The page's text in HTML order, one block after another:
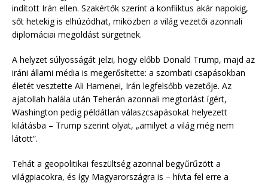
indított Irán ellen. Szakértők szerint a konfliktus akár napokig,
sőt hetekig is elhúzódhat, miközben a világ vezetői azonnali
diplomáciai megoldást sürgetnek.
A helyzet súlyosságát jelzi, hogy előbb Donald Trump, majd az
iráni állami média is megerősítette: a szombati csapásokban
életét vesztette Ali Hamenei, Irán legfelsőbb vezetője. Az
ajatollah halála után Teherán azonnali megtorlást ígért,
Washington pedig példátlan válaszcsapásokat helyezett
kilátásba – Trump szerint olyat, „amilyet a világ még nem
látott”.
Tehát a geopolitikai feszültség azonnal begyűrűzött a
világpiacokra, és így Magyarországra is – hívta fel erre a